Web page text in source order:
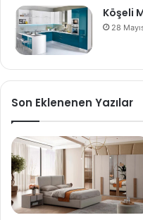
Köşeli
28
Son Eklenenen Yazılar